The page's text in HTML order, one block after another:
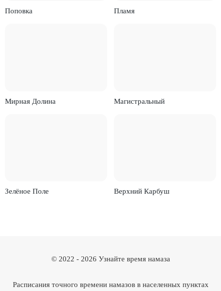
Поповка Пламя
Мирная Долина Магистральный
Зелёное Поле Верхний Карбуш
© 2022 - 2026 Узнайте время намаза
Расписания точного времени намазов в населенных пунктах